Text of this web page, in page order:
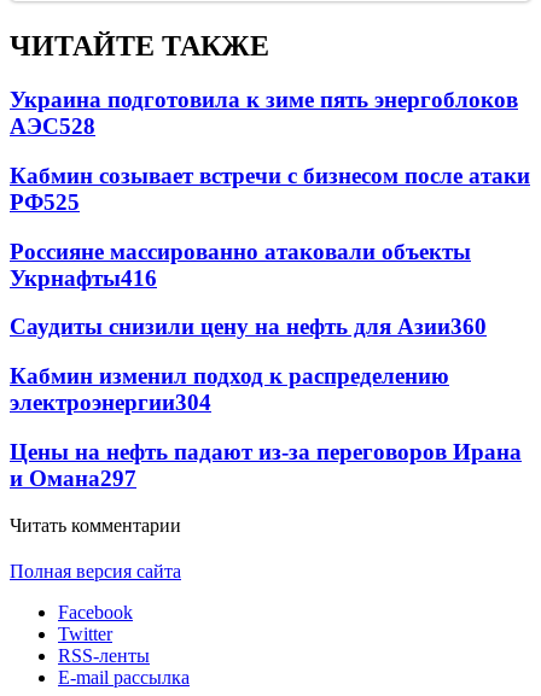
ЧИТАЙТЕ ТАКЖЕ
Украина подготовила к зиме пять энергоблоков
АЭС528
Кабмин созывает встречи с бизнесом после атаки
РФ525
Россияне массированно атаковали объекты
Укрнафты416
Саудиты снизили цену на нефть для Азии360
Кабмин изменил подход к распределению
электроэнергии304
Цены на нефть падают из-за переговоров Ирана
и Омана297
Читать комментарии
Полная версия сайта
Facebook
Twitter
RSS-ленты
E-mail рассылка